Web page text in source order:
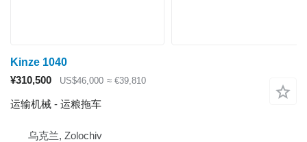
Kinze 1040
¥310,500
US$46,000 ≈ €39,810
运输机械 - 运粮拖车
乌克兰, Zolochiv